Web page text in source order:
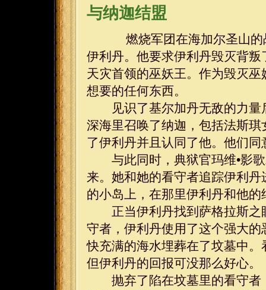
与纳迦结盟
燃烧军团在海加尔圣山的
伊利丹。他要求伊利丹毁灭背
天灾首领的巫妖王。作为毁灭
想要的任何东西。
见识了基尔加丹无敌的力量
深海里召唤了纳迦，包括法斯
了伊利丹并且认同了他。他们
与此同时，典狱官玛维•影歌
来。她和她的看守者追踪伊利
的小岛上，在那里伊利丹和他
正当伊利丹找到萨格拉斯之
守者，伊利丹使用了这个强大
快充满的海水埋葬在了坟墓中
但伊利丹的回报可没那么好心。
抛弃了陷在坟墓里的看守者